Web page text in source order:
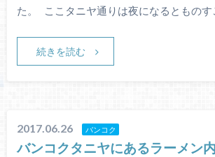
た。 ここタニヤ通りは夜になるともの
続きを読む
2017.06.26 バンコク
バンコクタニヤにあるラーメン